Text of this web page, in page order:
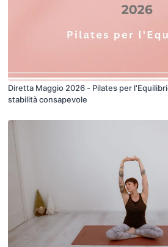
Diretta Maggio 2026 - Pilates per
stabilità consapevole